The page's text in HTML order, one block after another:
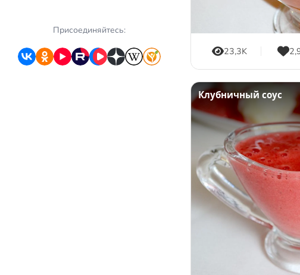
Сухофрукты
Орехи
Присоединяйтесь:
23,3K
Клубничный соус